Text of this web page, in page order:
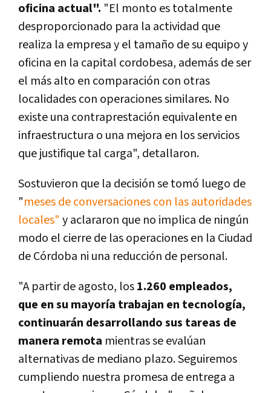
oficina actual". "El monto es totalmente
desproporcionado para la actividad que
realiza la empresay el tamaño de su equipo y
oficina en la capital cordobesa, además de ser
el más alto en comparación con otras
localidades con operaciones similares. No
existe una contraprestación equivalente en
infraestructura o una mejora en los servicios
que justifique tal carga", detallaron.
Sostuvieron que la decisión se tomó luego de
"meses de conversaciones con las autoridades
locales" y aclararon que no implica de ningún
modo el cierre de las operaciones en la Ciudad
de Córdoba ni una reducción de personal.
"A partir de agosto, los1.260 empleados,
que en su mayoría trabajan en tecnología,
continuarán desarrollando sus tareas de
manera remota mientras se evalúan
alternativas de mediano plazo. Seguiremos
cumpliendo nuestra promesa de entrega a